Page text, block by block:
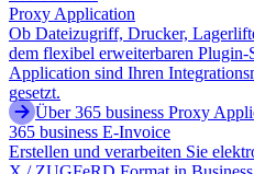
Proxy Application
Ob Dateizugriff, Drucker,
dem flexibel erweiterbaren
Application sind Ihren
gesetzt.
Über 365 business Proxy
365 business E-Invoice
Erstellen und verarbeiten Sie